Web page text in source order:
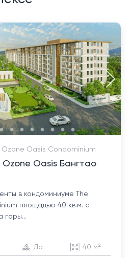
Ozone Oasis Condominium
Oasis Бангтао
в кондоминиуме The
площадью 40 кв.м. с
горы...
Да 40 м²